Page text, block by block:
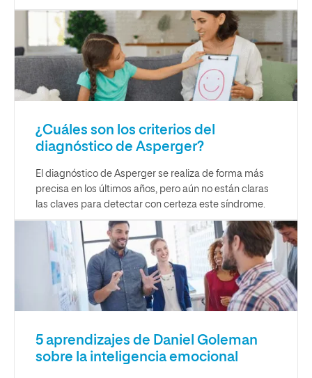
¿Cuáles son los criterios del
diagnóstico de Asperger?
El diagnóstico de Asperger se realiza de forma más
precisa en los últimos años, pero aún no están claras
las claves para detectar con certeza este síndrome.
5 aprendizajes de Daniel Goleman
sobre la inteligencia emocional